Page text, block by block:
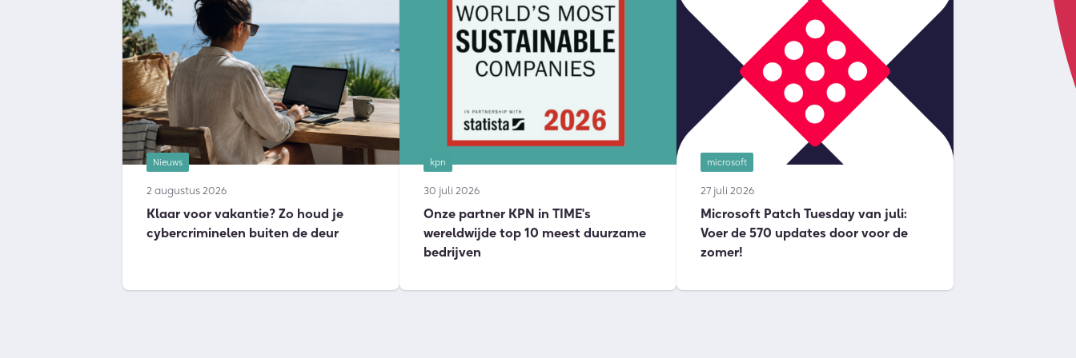
Nieuws
2 augustus 2026
Klaar voor vakantie? Zo houd je
cybercriminelen buiten de deur
kpn
30 juli 2026
Onze partner KPN in TIME's
wereldwijde top 10 meest duurzame
bedrijven
microsoft
27 juli 2026
Microsoft Patch Tuesday van juli:
Voer de 570 updates door voor de
zomer!